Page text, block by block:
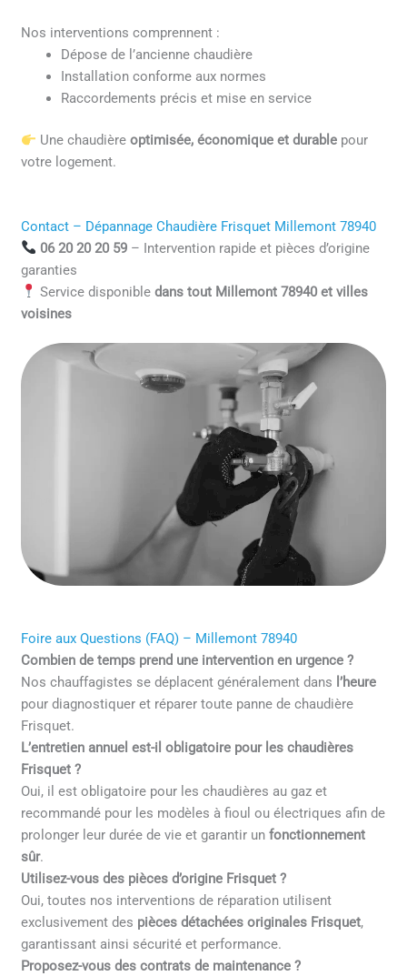
Nos interventions comprennent :
Dépose de l’ancienne chaudière
Installation conforme aux normes
Raccordements précis et mise en service
Une chaudière optimisée, économique et durablepour
votre logement.
Contact – Dépannage Chaudière Frisquet Millemont 78940
06 20 20 20 59– Intervention rapide et pièces d’origine
garanties
Service disponible dans tout Millemont 78940 et villes
voisines
Foire aux Questions (FAQ) – Millemont 78940
Combien de temps prend une intervention en urgence ?
Nos chauffagistes se déplacent généralement dans l’heure
pour diagnostiquer et réparer toute panne de chaudière
Frisquet.
L’entretien annuel est-il obligatoire pour les chaudières
Frisquet ?
Oui, il est obligatoire pour les chaudières au gaz et
recommandé pour les modèles à fioul ou électriques afin de
prolonger leur durée de vie et garantir unfonctionnement
sûr.
Utilisez-vous des pièces d’origine Frisquet ?
Oui, toutes nos interventions de réparation utilisent
exclusivement des pièces détachées originales Frisquet,
garantissant ainsi sécurité et performance.
Proposez-vous des contrats de maintenance ?